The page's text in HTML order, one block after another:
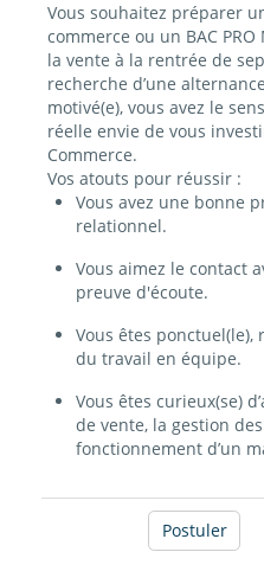
Vous souhaitez préparer
commerce ou un BAC
la vente à la rentrée de
recherche d’une
motivé(e), vous avez le
réelle envie de vous
Commerce.
Vos atouts pour réussir :
Vous avez une bonne
relationnel.
Vous aimez le contact
preuve d'écoute.
Vous êtes ponctuel(le),
du travail en équipe.
Vous êtes curieux(se)
de vente, la gestion
fonctionnement d’un
Postuler